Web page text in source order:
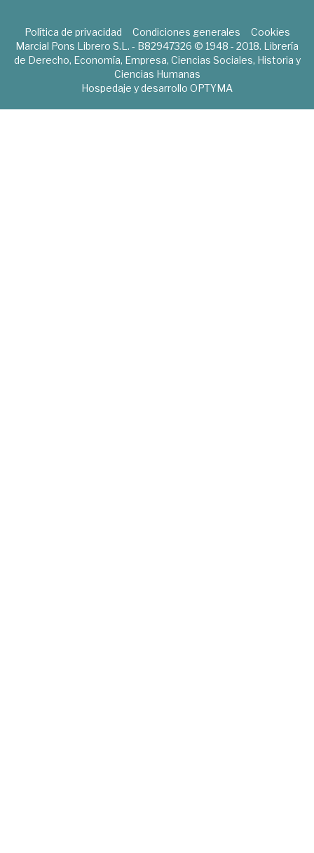
Política de privacidad Condiciones generales
Cookies
Marcial Pons Librero S.L. - B82947326 © 1948 - 2018. Librería
de Derecho, Economía, Empresa, Ciencias Sociales, Historia y
Ciencias Humanas
Hospedaje y desarrollo OPTYMA